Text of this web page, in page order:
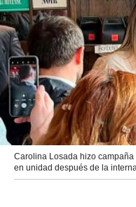
Carolina Losada hizo
en unidad después de la